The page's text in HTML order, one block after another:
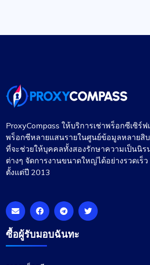
โนอาห์ บราวน์
ความคุ้มค่าในบริการพร็อกซี
นี่คือบริการพร็อกซีที่ดีที่สุดสำหรับราค
สงสัย ฉันหวังว่าบริษัทจะรักษามาตรฐ
เอาไว้ได้ ฉันมีแพ็คเกจพร็อกซีสองแพ็คเ
ฉันพอใจกับผลงานของพวกเขามาก
ProxyCompass ให้บริการเช่าพร็อกซีเซิร์ฟ
พร็อกซีหลายแสนรายในศูนย์ข้อมูลหลายสิ
ที่จะช่วยให้บุคคลทั้งสองรักษาความเป็นนิร
ต่างๆ จัดการงานขนาดใหญ่ได้อย่างรวดเร็
ตั้งแต่ปี 2013
ซื้อผู้รับมอบฉันทะ